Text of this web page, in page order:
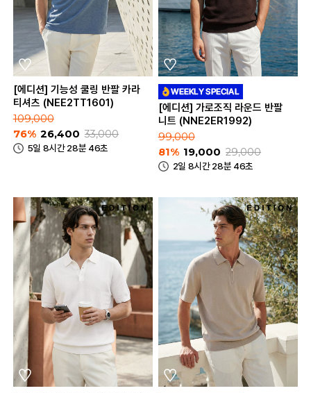
[에디션] 기능성 쿨링 반팔 카라
티셔츠 (NEE2TT1601)
109,000
76% 26,400 33,000
5일 8시간 28분 46초
[에디션] 가로조직 라운드 반팔
니트 (NNE2ER1992)
99,000
81% 19,000 29,000
2일 8시간 28분 46초